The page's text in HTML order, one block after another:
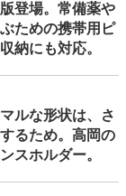
登場。常備薬や
ための携帯用ピ
納にも対応。
ルな形状は、さ
るため。高岡の
スホルダー。